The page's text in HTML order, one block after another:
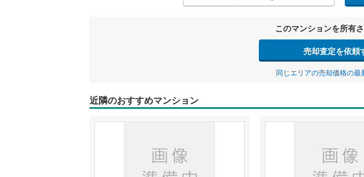
このマンションを所有
売却査定を依頼
同じエリアの売却価格の最
近隣のおすすめマンション